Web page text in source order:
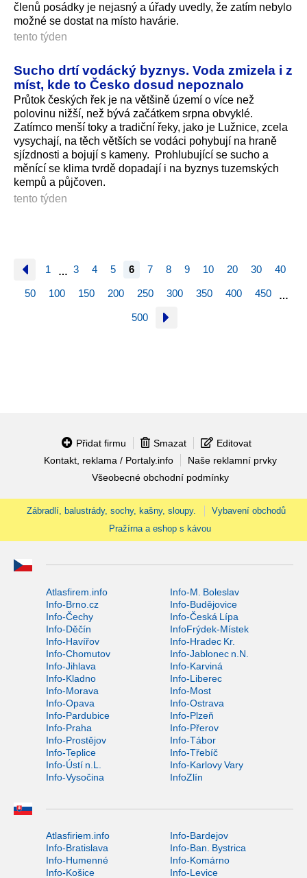
členů posádky je nejasný a úřady uvedly, že zatím nebylo
možné se dostat na místo havárie.
tento týden
Sucho drtí vodácký byznys. Voda zmizela i z
míst, kde to Česko dosud nepoznalo
Průtok českých řek je na většině území o více než
polovinu nižší, než bývá začátkem srpna obvyklé.
Zatímco menší toky a tradiční řeky, jako je Lužnice, zcela
vysychají, na těch větších se vodáci pohybují na hraně
sjízdnosti a bojují s kameny. Prohlubující se sucho a
měnící se klima tvrdě dopadají i na byznys tuzemských
kempů a půjčoven.
tento týden
1 … 3 4 5 6 7 8 9 10 20 30 40
50 100 150 200 250 300 350 400 450 …
500
Přidat firmu Smazat
Editovat
Kontakt, reklama / Portaly.info
Naše reklamní prvky
Všeobecné obchodní podmínky
Zábradlí, balustrády, sochy, kašny, sloupy.
Vybavení obchodů
Pražírna a eshop s kávou
Atlasfirem.info
Info-M. Boleslav
Info-Brno.cz
Info-Budějovice
Info-Čechy
Info-Česká Lípa
Info-Děčín
InfoFrýdek-Místek
Info-Havířov
Info-Hradec Kr.
Info-Chomutov
Info-Jablonec n.N.
Info-Jihlava
Info-Karviná
Info-Kladno
Info-Liberec
Info-Morava
Info-Most
Info-Opava
Info-Ostrava
Info-Pardubice
Info-Plzeň
Info-Praha
Info-Přerov
Info-Prostějov
Info-Tábor
Info-Teplice
Info-Třebíč
Info-Ústí n.L.
Info-Karlovy Vary
Info-Vysočina
InfoZlín
Atlasfiriem.info
Info-Bardejov
Info-Bratislava
Info-Ban. Bystrica
Info-Humenné
Info-Komárno
Info-Košice
Info-Levice